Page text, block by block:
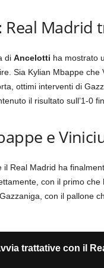
Madrid
di Ancelotti ha mostrato
Sia Kylian Mbappe
ottimi interventi di
il risultato sull’1-0
e
il Real Madrid ha
con il primo che
con il pallone
trattative con il